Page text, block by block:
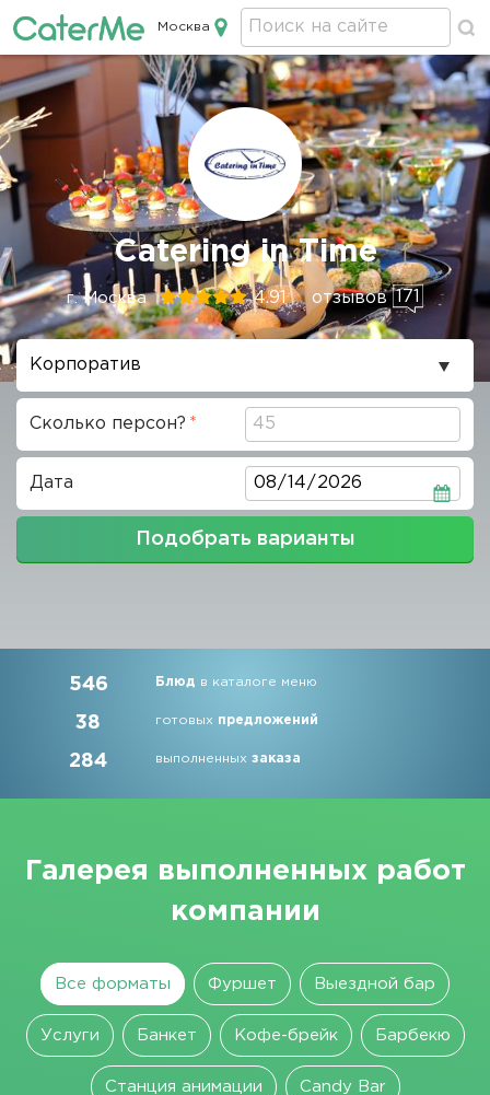
Кейтеринг в Москве
Москва
навигации
Catering in Time
г. Москва 4.91 отзывов 171
Повод
проведения
Сколько персон?
Дата Дата
Подобрать варианты
546 Блюд в каталоге меню
38 готовых предложений
284 выполненныхзаказа
Галерея выполненных работ
компании
Все форматы Фуршет Выездной бар
Услуги Банкет Кофе-брейк Барбекю
Станция анимации Candy Bar